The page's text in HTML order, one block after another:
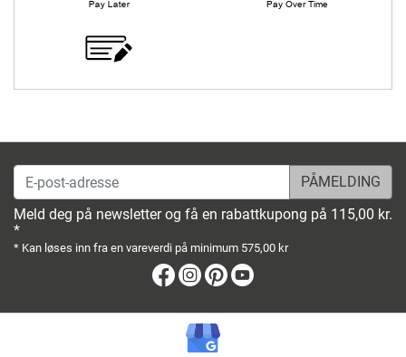
E-post-adresse
Meld deg på newsletter og få en rabattkupong på 115,00 kr.
*
* Kan løses inn fra en vareverdi på minimum 575,00 kr
Facebook
Instagram
Pinterest